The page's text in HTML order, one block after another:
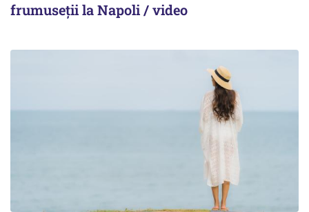
frumuseții la Napoli / video